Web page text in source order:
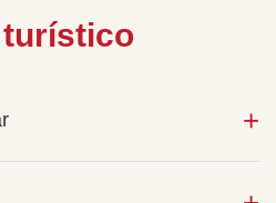
turístico